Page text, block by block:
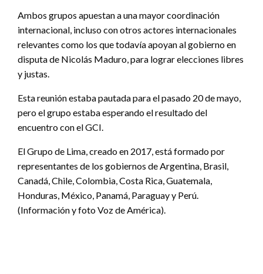
Ambos grupos apuestan a una mayor coordinación
internacional, incluso con otros actores internacionales
relevantes como los que todavía apoyan al gobierno en
disputa de Nicolás Maduro, para lograr elecciones libres
y justas.
Esta reunión estaba pautada para el pasado 20 de mayo,
pero el grupo estaba esperando el resultado del
encuentro con el GCI.
El Grupo de Lima, creado en 2017, está formado por
representantes de los gobiernos de Argentina, Brasil,
Canadá, Chile, Colombia, Costa Rica, Guatemala,
Honduras, México, Panamá, Paraguay y Perú.
(Información y foto Voz de América).